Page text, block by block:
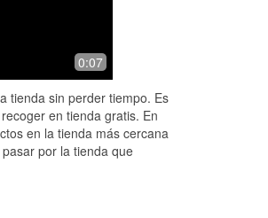
a pleasure. She is
O'reilly's.
needed an
0:07
tienda sin perder tiempo. Es
en tienda gratis. En
en la tienda más cercana
por la tienda que